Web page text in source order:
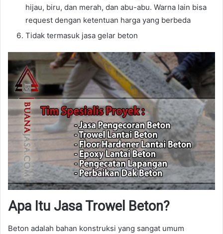
hijau, biru, dan merah, dan abu-abu. Warna lain bisa
request dengan ketentuan harga yang berbeda
Tidak termasuk jasa gelar beton
Apa Itu Jasa Trowel Beton?
Beton adalah bahan konstruksi yang sangat umum